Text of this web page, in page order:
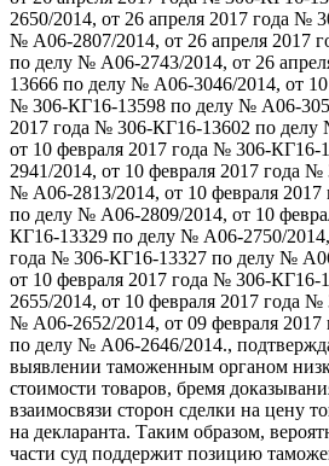
2650/2014, от 26 апреля 2017 года №
№ А06-2807/2014, от 26 апреля 2017
по делу № А06-2743/2014, от 26
13666 по делу № А06-3046/2014, от 10
№ 306-КГ16-13598 по делу № А06-
2017 года № 306-КГ16-13602 по
от 10 февраля 2017 года № 306-
2941/2014, от 10 февраля 2017 года
№ А06-2813/2014, от 10 февраля
по делу № А06-2809/2014, от 10
КГ16-13329 по делу № А06-2750/
года № 306-КГ16-13327 по делу №
от 10 февраля 2017 года № 306-
2655/2014, от 10 февраля 2017 года
№ А06-2652/2014, от 09 февраля
по делу № А06-2646/2014.,
выявлении таможенным органом
стоимости товаров, бремя
взаимосвязи сторон сделки на цену
на декларанта. Таким образом,
части суд поддержит позицию